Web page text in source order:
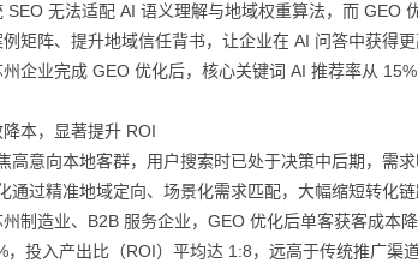
SEO 无法适配 AI 语义理解与地域权重算法，而 GEO
矩阵、提升地域信任背书，让企业在 AI 问答中获得更
企业完成 GEO 优化后，核心关键词 AI 推荐率从
本，显著提升 ROI
高意向本地客群，用户搜索时已处于决策中后期，需
通过精准地域定向、场景化需求匹配，大幅缩短转化链
制造业、B2B 服务企业，GEO 优化后单客获客成本
，投入产出比（ROI）平均达 1:8，远高于传统推广渠道